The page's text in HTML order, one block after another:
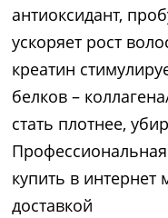
антиоксидант,
ускоряет рост
креатин
белков –
стать плотнее,
купить в интернет
доставкой